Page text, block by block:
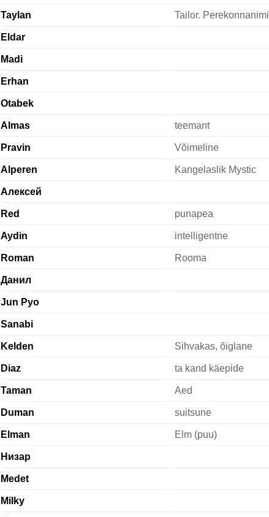
Taylan Tailor. Perekonnanimi
Eldar
Madi
Erhan
Otabek
Almas teemant
Pravin Võimeline
Alperen Kangelaslik Mystic
Алексей
Red punapea
Aydin intelligentne
Roman Rooma
Данил
Jun Pyo
Sanabi
Kelden Sihvakas, õiglane
Diaz ta kand käepide
Taman Aed
Duman suitsune
Elman Elm (puu)
Низар
Medet
Milky